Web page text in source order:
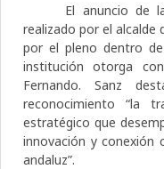
El anuncio de
realizado por el alcalde
por el pleno dentro
institución otorga
Fernando. Sanz
reconocimiento “la
estratégico que
innovación y conexión
andaluz”.